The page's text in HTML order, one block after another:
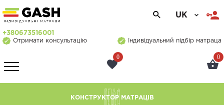
UK
+380673516001
Отримати консультацію
Індивідуальний підбір матраца
0 0
КОНСТРУКТОР МАТРАЦІВ